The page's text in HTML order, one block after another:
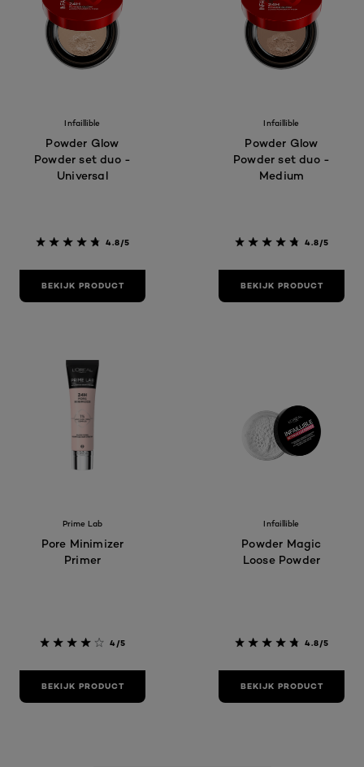
Infaillible
Powder Glow
Powder set duo -
Universal
4.8/5
BEKIJK PRODUCT
Infaillible
Powder Glow
Powder set duo -
Medium
4.8/5
BEKIJK PRODUCT
Prime Lab
Pore Minimizer
Primer
4/5
BEKIJK PRODUCT
Infaillible
Powder Magic
Loose Powder
4.8/5
BEKIJK PRODUCT